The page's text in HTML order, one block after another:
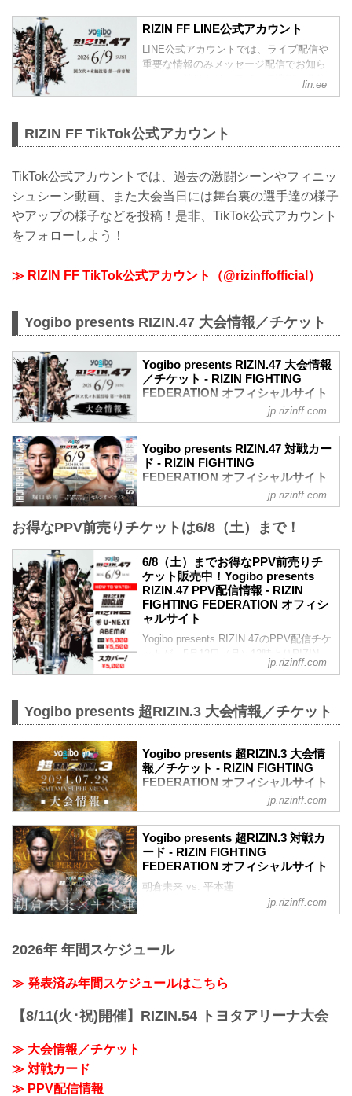
RIZIN FF LINE公式アカウント
LINE公式アカウントでは、ライブ配信や
重要な情報のみメッセージ配信でお知ら
せ、その他はタイムラインで情報を発信
しているぞ！是非、LINE公式アカウント
lin.ee
RIZIN FF TikTok公式アカウント
TikTok公式アカウントでは、過去の激闘シーンやフィニッ
シュシーン動画、また大会当日には舞台裏の選手達の様子
やアップの様子などを投稿！是非、TikTok公式アカウント
をフォローしよう！
≫ RIZIN FF TikTok公式アカウント（@rizinffofficial）
Yogibo presents RIZIN.47 大会情報／チケット
Yogibo presents RIZIN.47 大会情報
／チケット - RIZIN FIGHTING
FEDERATION オフィシャルサイト
youtu.be
Yogibo presents RIZIN.47 大会概要
開催日時
2024年6月9日（日）12:30開場 / 14:00開
20:00〜21:00頃
※試合内容、イベント進行によって終了
予定時間が前後することがありますので
ご了承ください。
会場
国立代々木競技場 第一体育館
JR山手線「原宿」駅 徒歩5分
東京メトロ副都心線「明治神宮前」駅 徒
jp.rizinff.com
Yogibo presents RIZIN.47 対戦カー
ド - RIZIN FIGHTING
FEDERATION オフィシャルサイト
堀口恭司 vs. セルジオ・ペティス
堀口恭司 vs. セルジオ・ペティス
レッタ
RIZIN MMAルール：5分 3R（66.0kg）
クレベル・コイケ vs. フアン・アーチュ
レッタ
カルシャガ・ダウトベック vs. 関鉄矢
RIZIN MMAルール：5分3R（66.0kg）
カルシャガ・ダウトベック vs. 関鉄矢
徳留一樹 vs. 宇佐美正パトリック
RIZIN MMAルール：5分 3R...
jp.rizinff.com
お得なPPV前売りチケットは6/8（土）まで！
6/8（土）までお得なPPV前売りチ
ケット販売中！Yogibo presents
RIZIN.47 PPV配信情報 - RIZIN
FIGHTING FEDERATION オフィシ
ャルサイト
Yogibo presents RIZIN.47のPPV配信チケ
ットが、5月13日（月）12時よりRIZIN
100 CLUB、RIZIN LIVE、ABEMA、U-
の6月8日（土）23:59まで販売！
会場に来れない方はお好きな配信サービ
スで、Yogibo presents RIZIN.47を全試合
リアルタイムで視聴しよう！
PPV販売スケジュール一覧
配信日時 料金 配信媒体 アーカイブ
jp.rizinff.com
Yogibo presents 超RIZIN.3 大会情報／チケット
Yogibo presents 超RIZIN.3 大会情
報／チケット - RIZIN FIGHTING
FEDERATION オフィシャルサイト
倉未来vs平本蓮
youtu.be
Yogibo presents 超RIZIN.3 大会概要
2024年7月28日（日）12:00開場（予定）
します。
さいたまスーパーアリーナ
宮線・高崎線）「さいたま新都心」駅か
jp.rizinff.com
Yogibo presents 超RIZIN.3 対戦カ
ード - RIZIN FIGHTING
FEDERATION オフィシャルサイト
朝倉未来 vs. 平本蓮
RIZIN MMAルール：5分3R（66.0kg）
朝倉未来 vs. 平本蓮
RIZIN MMAルール：5分 3R（57.0kg）
Yogibo presents 超RIZIN.3 大会情報／チ
ケット
Yogibo presents 超RIZIN.3 大会情報／チ
ケット - RIZIN FIGHTING FEDERATION
jp.rizinff.com
2026年 年間スケジュール
≫ 発表済み年間スケジュールはこちら
【8/11(火･祝)開催】RIZIN.54 トヨタアリーナ大会
≫ 大会情報／チケット
≫ 対戦カード
≫ PPV配信情報